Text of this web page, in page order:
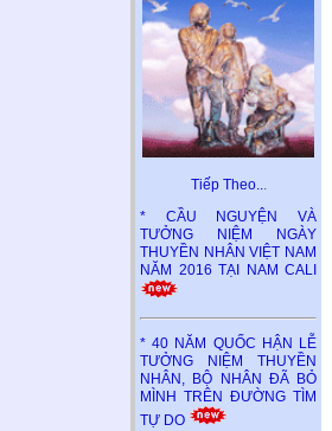
Tiếp Theo...
* CẦU NGUYỆN VÀ
TƯỞNG NIỆM NGÀY
THUYỀN NHÂN VIỆT NAM
NĂM 2016 TẠI NAM CALI
* 40 NĂM QUỐC HẬN LỄ
TƯỞNG NIỆM THUYỀN
NHÂN, BỘ NHÂN ĐÃ BỎ
MÌNH TRÊN ĐƯỜNG TÌM
TỰ DO